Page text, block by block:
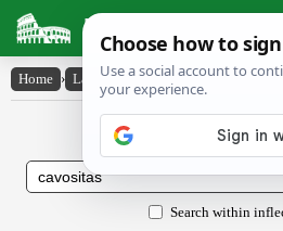
Latin Dictionary
Home › Latin-English › căvōsĭtās
Latin to English
Search within